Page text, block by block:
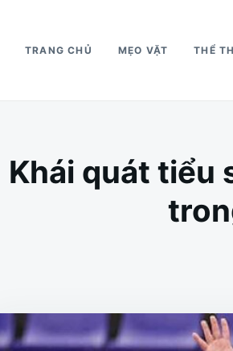
TRANG CHỦ MẸO VẶT THỂ
Khái quát tiểu